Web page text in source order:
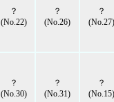
？
(No.22)
？
(No.26)
？
(No.27)
？
(No.30)
？
(No.31)
？
(No.15)